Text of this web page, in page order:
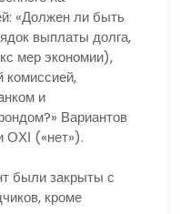
«Должен ли быть
выплаты долга,
мер экономии),
комиссией,
и
Вариантов
ΟΧΙ («нет»).
были закрыты с
кроме